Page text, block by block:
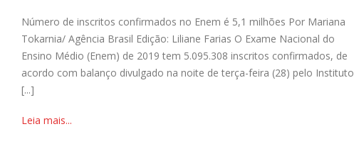
Número de inscritos confirmados no Enem é 5,1 milhões Por Mariana
Tokarnia/ Agência Brasil Edição: Liliane Farias O Exame Nacional do
Ensino Médio (Enem) de 2019 tem 5.095.308 inscritos confirmados, de
acordo com balanço divulgado na noite de terça-feira (28) pelo Instituto
[...]
Leia mais...